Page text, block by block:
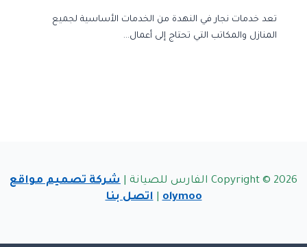
تعد خدمات نجار في النهدة من الخدمات الأساسية لجميع
المنازل والمكاتب التي تحتاج إلى أعمال…
Copyright © 2026 الفارس للصيانة |
شركة تصميم مواقع
olymoo
|اتصل بنا